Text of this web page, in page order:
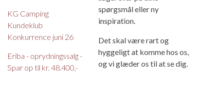
KG Camping
Kundeklub
Konkurrence juni 26
Eriba - oprydningssalg -
Spar op til kr. 48.400,-
spørgsmål eller ny
inspiration.
Det skal være rart og
hyggeligt at komme hos os,
og vi glæder os til at se dig.